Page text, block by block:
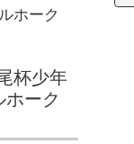
ホーク
杯少年
ーク